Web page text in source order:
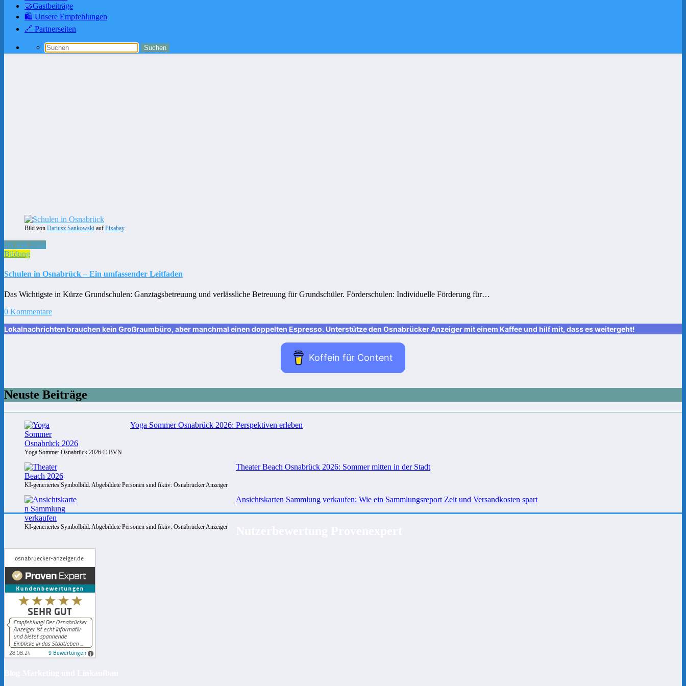
🤝Gastbeiträge
🛍️ Unsere Empfehlungen
🔗 Partnerseiten
Bild von Dariusz Sankowski auf Pixabay
16. Juli 2024
Bildung
Schulen in Osnabrück – Ein umfassender Leitfaden
Das Wichtigste in Kürze Grundschulen: Ganztagsbetreuung und verlässliche Betreuung für Grundschüler. Förderschulen: Individuelle Förderung für…
0 Kommentare
Lokalnachrichten brauchen kein Großraumbüro, aber manchmal einen doppelten Espresso. Unterstütze den Osnabrücker Anzeiger mit einem Kaffee und hilf mit, dass es weitergeht!
Koffein für Content
Neuste Beiträge
Yoga Sommer Osnabrück 2026 © BVN
Yoga Sommer Osnabrück 2026: Perspektiven erleben
KI-generiertes Symbolbild. Abgebildete Personen sind fiktiv: Osnabrücker Anzeiger
Theater Beach Osnabrück 2026: Sommer mitten in der Stadt
KI-generiertes Symbolbild. Abgebildete Personen sind fiktiv: Osnabrücker Anzeiger
Ansichtskarten Sammlung verkaufen: Wie ein Sammlungsreport Zeit und Versandkosten spart